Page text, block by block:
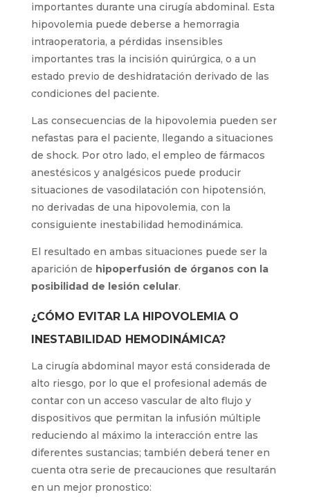
importantes durante una cirugía abdominal. Esta
hipovolemia puede deberse a hemorragia
intraoperatoria, a pérdidas insensibles
importantes tras la incisión quirúrgica, o a un
estado previo de deshidratación derivado de las
condiciones del paciente.
Las consecuencias de la hipovolemia pueden ser
nefastas para el paciente, llegando a situaciones
de shock. Por otro lado, el empleo de fármacos
anestésicos y analgésicos puede producir
situaciones de vasodilatación con hipotensión,
no derivadas de una hipovolemia, con la
consiguiente inestabilidad hemodinámica.
El resultado en ambas situaciones puede ser la
aparición de hipoperfusión de órganos con la
posibilidad de lesión celular.
¿CÓMO EVITAR LA HIPOVOLEMIA O
INESTABILIDAD HEMODINÁMICA?
La cirugía abdominal mayor está considerada de
alto riesgo, por lo que el profesional además de
contar con un acceso vascular de alto flujo y
dispositivos que permitan la infusión múltiple
reduciendo al máximo la interacción entre las
diferentes sustancias; también deberá tener en
cuenta otra serie de precauciones que resultarán
en un mejor pronostico: